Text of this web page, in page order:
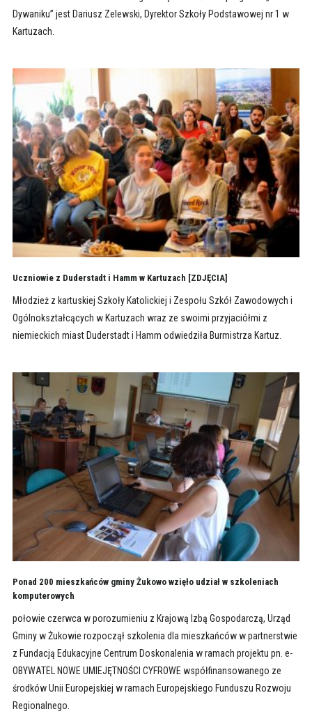
Dywaniku” jest Dariusz Zelewski, Dyrektor Szkoły Podstawowej nr 1 w
Kartuzach.
Uczniowie z Duderstadt i Hamm w Kartuzach [ZDJĘCIA]
Młodzież z kartuskiej Szkoły Katolickiej i Zespołu Szkół Zawodowych i
Ogólnokształcących w Kartuzach wraz ze swoimi przyjaciółmi z
niemieckich miast Duderstadt i Hamm odwiedziła Burmistrza Kartuz.
Ponad 200 mieszkańców gminy Żukowo wzięło udział w szkoleniach
komputerowych
połowie czerwca w porozumieniu z Krajową Izbą Gospodarczą, Urząd
Gminy w Żukowie rozpoczął szkolenia dla mieszkańców w partnerstwie
z Fundacją Edukacyjne Centrum Doskonalenia w ramach projektu pn. e-
OBYWATEL NOWE UMIEJĘTNOŚCI CYFROWE współfinansowanego ze
środków Unii Europejskiej w ramach Europejskiego Funduszu Rozwoju
Regionalnego.